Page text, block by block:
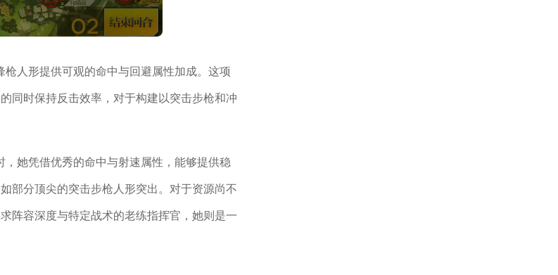
人形提供可观的命中与回避属性加成。这项
同时保持反击效率，对于构建以突击步枪和冲
她凭借优秀的命中与射速属性，能够提供稳
部分顶尖的突击步枪人形突出。对于资源尚不
阵容深度与特定战术的老练指挥官，她则是一